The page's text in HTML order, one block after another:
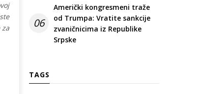
06
Američki kongresmeni traže
od Trumpa: Vratite sankcije
zvaničnicima iz Republike
Srpske
TAGS